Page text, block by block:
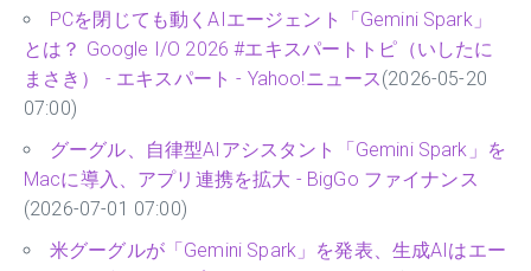
PCを閉じても動くAIエージェント「Gemini Spark」
とは？ Google I/O 2026 #エキスパートトピ（いしたに
まさき） - エキスパート - Yahoo!ニュース(2026-05-20
07:00)
グーグル、自律型AIアシスタント「Gemini Spark」を
Macに導入、アプリ連携を拡大 - BigGo ファイナンス
(2026-07-01 07:00)
米グーグルが「Gemini Spark」を発表、生成AIはエー